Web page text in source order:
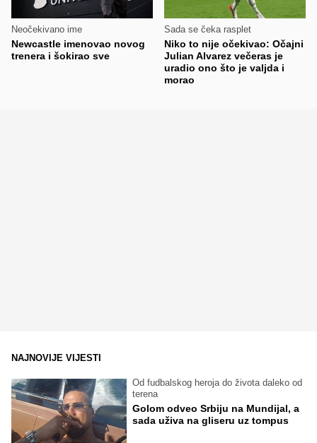
Neočekivano ime
Newcastle imenovao novog
trenera i šokirao sve
Sada se čeka rasplet
Niko to nije očekivao: Očajni
Julian Alvarez večeras je
uradio ono što je valjda i
morao
NAJNOVIJE VIJESTI
Od fudbalskog heroja do života daleko od
terena
Golom odveo Srbiju na Mundijal, a
sada uživa na gliseru uz tompus